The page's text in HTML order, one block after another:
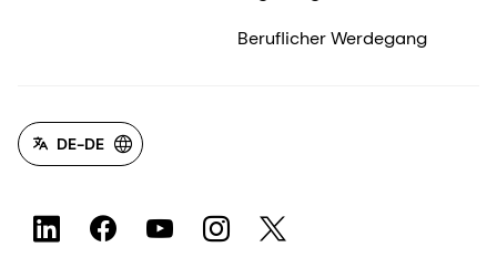
Beruflicher Werdegang
DE-DE